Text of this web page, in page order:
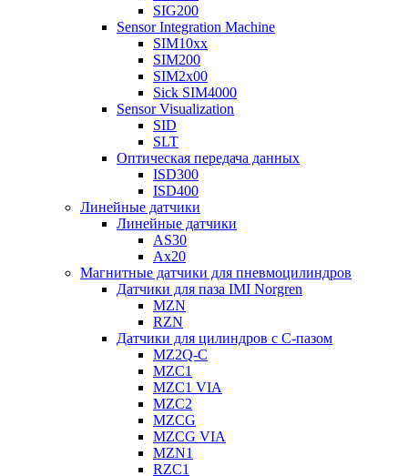
SIG200
Sensor Integration Machine
SIM10xx
SIM200
SIM2x00
Sick SIM4000
Sensor Visualization
SID
SLT
Оптическая передача данных
ISD300
ISD400
Линейные датчики
Линейные датчики
AS30
Ax20
Магнитные датчики для пневмоцилиндров
Датчики для паза IMI Norgren
MZN
RZN
Датчики для цилиндров с С-пазом
MZ2Q-C
MZC1
MZC1 VIA
MZC2
MZCG
MZCG VIA
MZN1
RZC1